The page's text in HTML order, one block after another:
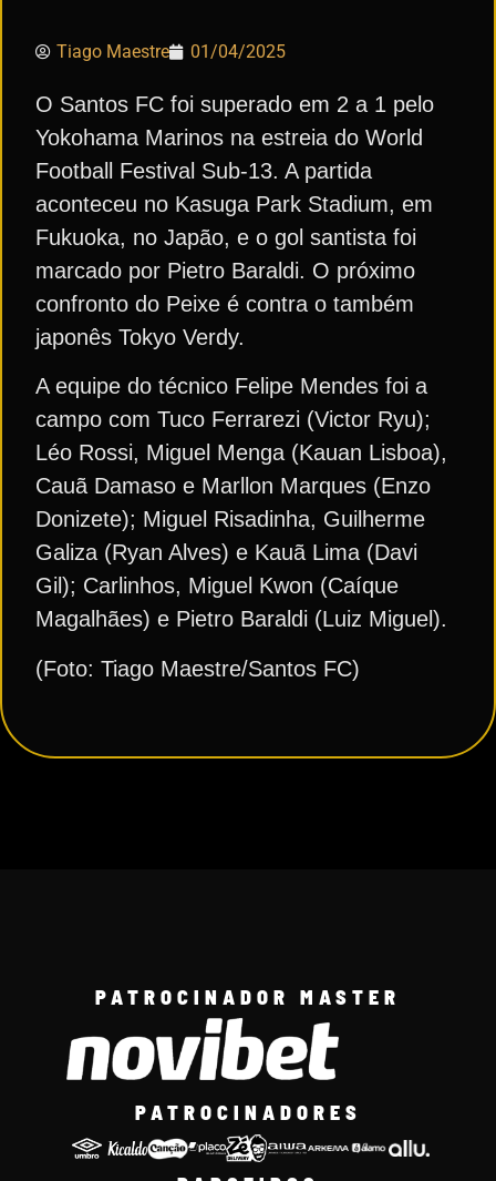
Tiago Maestre 01/04/2025
O Santos FC foi superado em 2 a 1 pelo
Yokohama Marinos na estreia do World
Football Festival Sub-13. A partida
aconteceu no Kasuga Park Stadium, em
Fukuoka, no Japão, e o gol santista foi
marcado por Pietro Baraldi. O próximo
confronto do Peixe é contra o também
japonês Tokyo Verdy.
A equipe do técnico Felipe Mendes foi a
campo com Tuco Ferrarezi (Victor Ryu);
Léo Rossi, Miguel Menga (Kauan Lisboa),
Cauã Damaso e Marllon Marques (Enzo
Donizete); Miguel Risadinha, Guilherme
Galiza (Ryan Alves) e Kauã Lima (Davi
Gil); Carlinhos, Miguel Kwon (Caíque
Magalhães) e Pietro Baraldi (Luiz Miguel).
(Foto: Tiago Maestre/Santos FC)
PATROCINADOR MASTER
PATROCINADORES